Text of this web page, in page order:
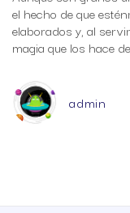
el hecho de que
elaborados y, al
magia que los hace
admin